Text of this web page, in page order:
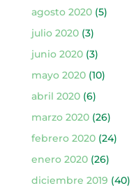
agosto 2020(5)
julio 2020(3)
junio 2020(3)
mayo 2020(10)
abril 2020(6)
marzo 2020(26)
febrero 2020(24)
enero 2020(26)
diciembre 2019 (40)